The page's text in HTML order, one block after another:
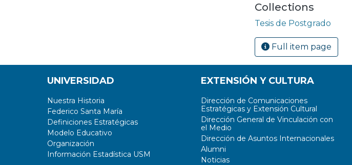
Collections
Tesis de Postgrado
Full item page
UNIVERSIDAD
Nuestra Historia
Federico Santa María
Definiciones Estratégicas
Modelo Educativo
Organización
Información Estadística USM
EXTENSIÓN Y CULTURA
Dirección de Comunicaciones
Estratégicas y Extensión Cultural
Dirección General de Vinculación con
el Medio
Dirección de Asuntos Internacionales
Alumni
Noticias